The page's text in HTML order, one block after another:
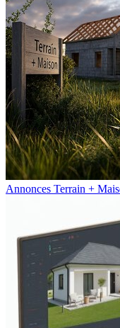
Annonces Terrain +